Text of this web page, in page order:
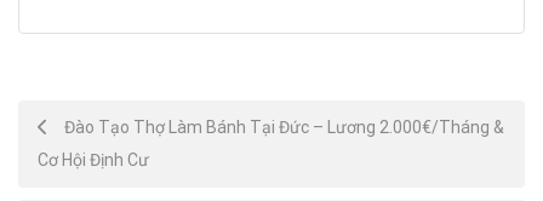
Post
navigation
Đào Tạo Thợ Làm Bánh Tại Đức – Lương 2.000€/Tháng &
Cơ Hội Định Cư